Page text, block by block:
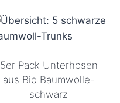
5er Pack Unterhosen
aus Bio Baumwolle-
schwarz